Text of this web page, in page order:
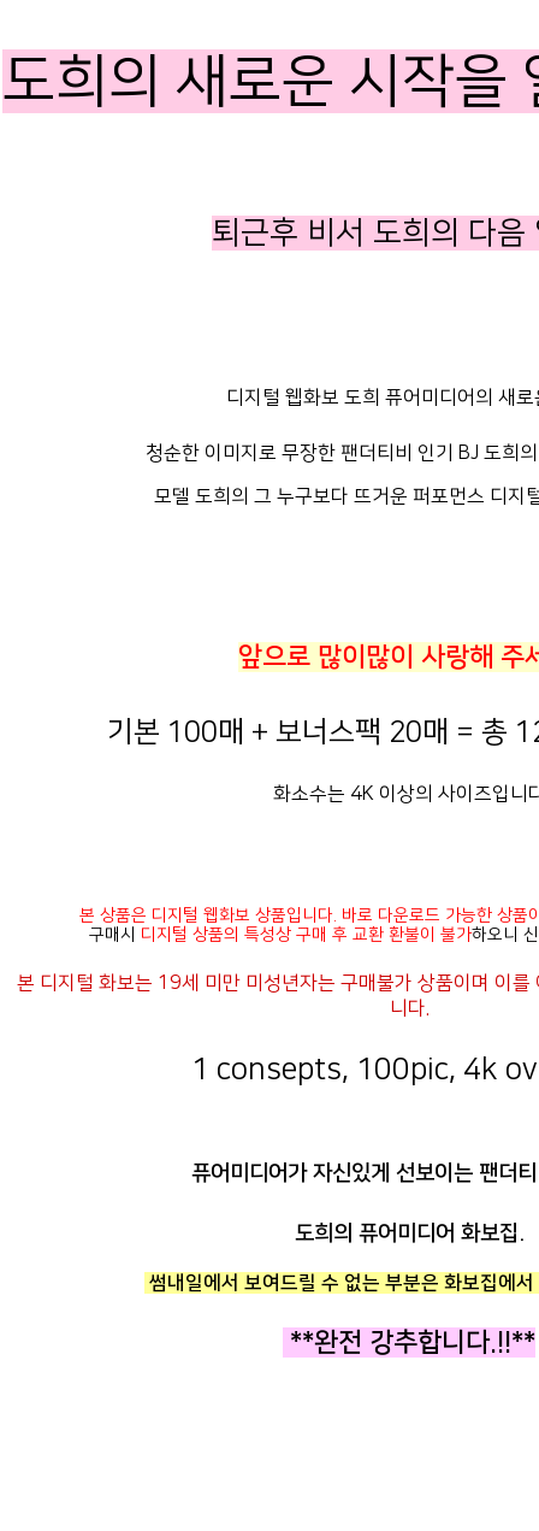
도희의 새로운 시작을
퇴근후 비서 도희의 다음
디지털 웹화보 도희 퓨어미디어의 새로
청순한 이미지로 무장한 팬더티비 인기 BJ 도희
모델 도희의 그 누구보다 뜨거운 퍼포먼스 디지
앞으로 많이많이 사랑해 주
기본 100매 + 보너스팩 20매 = 총
화소수는 4K 이상의 사이즈입니
본 상품은 디지털 웹화보 상품입니다. 바로 다운로드 가능한 상품
구매시 디지털 상품의 특성상 구매 후 교환 환불이 불가하오니
니다.
1 consepts, 100pic, 4k
퓨어미디어가 자신있게 선보이는 팬더
도희의 퓨어미디어 화보집.
썸내일에서 보여드릴 수 없는 부분은 화보집에
**완전 강추합니다.!!**